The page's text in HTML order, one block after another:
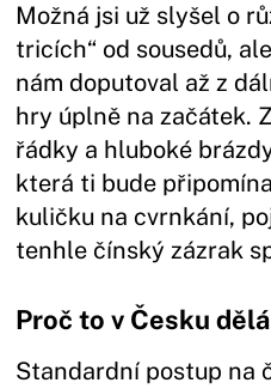
Možná jsi už slyšel o
tricích“ od sousedů,
nám doputoval až z
hry úplně na začátek.
řádky a hluboké
která ti bude
kuličku na cvrnkání,
tenhle čínský zázrak
Proč to v Česku
Standardní postup na